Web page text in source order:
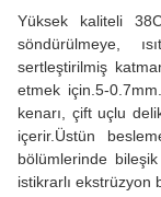
Yüksek kaliteli
söndürülmeye,
sertleştirilmiş
etmek için.5-
kenarı, çift uçlu
içerir.Üstün
bölümlerinde
istikrarlı ekstrüzyon